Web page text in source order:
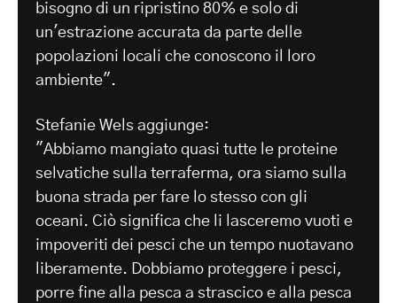
bisogno di un ripristino 80% e solo di
un'estrazione accurata da parte delle
popolazioni locali che conoscono il loro
ambiente".
Stefanie Wels aggiunge:
"Abbiamo mangiato quasi tutte le proteine
selvatiche sulla terraferma, ora siamo sulla
buona strada per fare lo stesso con gli
oceani. Ciò significa che li lasceremo vuoti e
impoveriti dei pesci che un tempo nuotavano
liberamente. Dobbiamo proteggere i pesci,
porre fine alla pesca a strascico e alla pesca